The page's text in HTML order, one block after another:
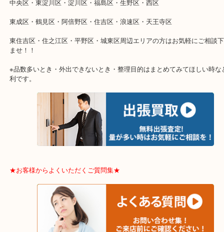
当店ではそういったお困りの方からのご依頼も大歓迎です。
整理したいけどなにが値段つくかわからない…
そんなときはお気軽に下記フォームより出張買取をご依頼下さい。
★出張買取エリアのご紹介★
中央区・東淀川区・淀川区・福島区・生野区・西区
東成区・鶴見区・阿倍野区・住吉区・浪速区・天王寺区
東住吉区・住之江区・平野区・城東区周辺エリアの方はお気軽にご